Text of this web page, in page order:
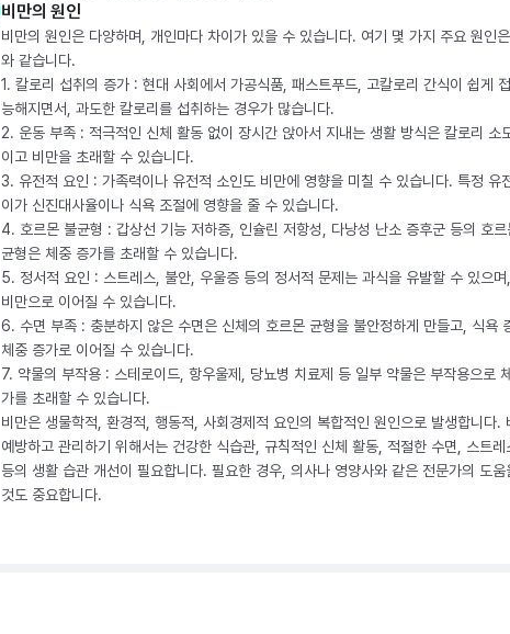
비만의 원인
비만의 원인은 다양하며, 개인마다 차이가 있을 수 있습니다. 여기 몇 가지 주요 원인
와 같습니다.
1. 칼로리 섭취의 증가 : 현대 사회에서 가공식품, 패스트푸드, 고칼로리 간식이 쉽게
능해지면서, 과도한 칼로리를 섭취하는 경우가 많습니다.
2. 운동 부족 : 적극적인 신체 활동 없이 장시간 앉아서 지내는 생활 방식은 칼로리 소
이고 비만을 초래할 수 있습니다.
3. 유전적 요인 : 가족력이나 유전적 소인도 비만에 영향을 미칠 수 있습니다. 특정 유
이가 신진대사율이나 식욕 조절에 영향을 줄 수 있습니다.
4. 호르몬 불균형 : 갑상선 기능 저하증, 인슐린 저항성, 다낭성 난소 증후군 등의 호르
균형은 체중 증가를 초래할 수 있습니다.
5. 정서적 요인 : 스트레스, 불안, 우울증 등의 정서적 문제는 과식을 유발할 수 있으
비만으로 이어질 수 있습니다.
6. 수면 부족 : 충분하지 않은 수면은 신체의 호르몬 균형을 불안정하게 만들고, 식욕
체중 증가로 이어질 수 있습니다.
7. 약물의 부작용 : 스테로이드, 항우울제, 당뇨병 치료제 등 일부 약물은 부작용으로
가를 초래할 수 있습니다.
비만은 생물학적, 환경적, 행동적, 사회경제적 요인의 복합적인 원인으로 발생합니다.
예방하고 관리하기 위해서는 건강한 식습관, 규칙적인 신체 활동, 적절한 수면, 스트레
등의 생활 습관 개선이 필요합니다. 필요한 경우, 의사나 영양사와 같은 전문가의 도움
것도 중요합니다.